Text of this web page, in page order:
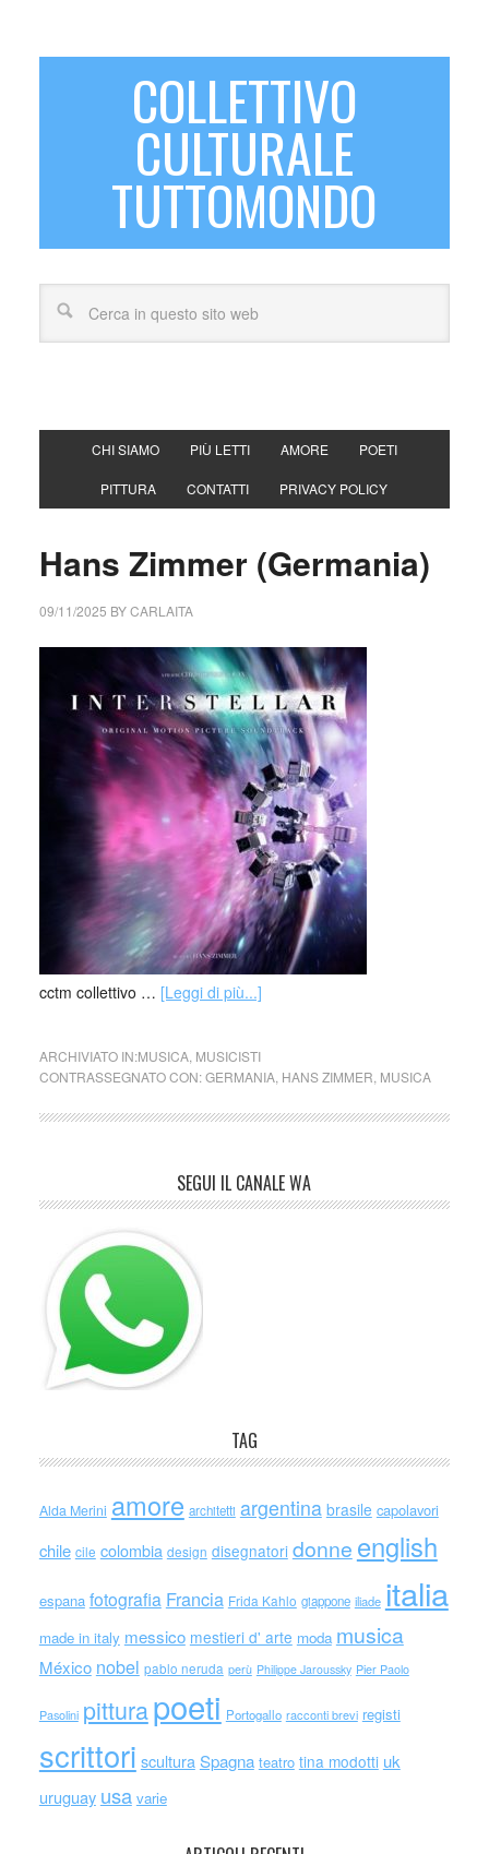
COLLETTIVO
CULTURALE
TUTTOMONDO
CHI SIAMO PIÙ LETTI AMORE POETI
PITTURA CONTATTI PRIVACY POLICY
Hans Zimmer (Germania)
09/11/2025 BYCARLAITA
cctm collettivo … [Leggi di più...]
ARCHIVIATO IN:MUSICA, MUSICISTI
CONTRASSEGNATO CON:GERMANIA, HANS ZIMMER MUSICA
SEGUI IL CANALE WA
TAG
Alda Merini amore architetti argentina brasile capolavori
chile cile colombia design disegnatori donne english
espana fotografia Francia Frida Kahlo giappone iliade italia
made in italy messico mestieri d' arte moda musica
México nobel pablo neruda perù Philippe Jaroussky Pier Paolo
Pasolini pitturapoeti Portogallo racconti brevi registi
scrittori scultura Spagna teatro tina modotti uk
uruguay usa varie